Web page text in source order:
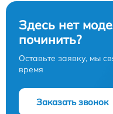
Здесь нет
починить?
Оставьте заявку, мы
время
Заказать звонок